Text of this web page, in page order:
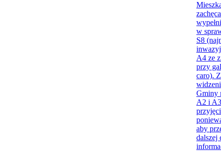
w
S8
A4 ze
przy
caro).
Gminy
A2 i
aby
dalszej